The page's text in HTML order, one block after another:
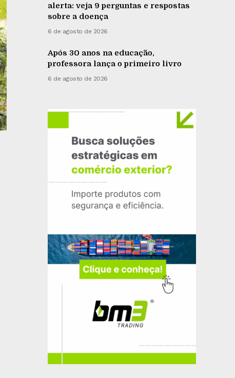
alerta: veja 9 perguntas e respostas
sobre a doença
6 de agosto de 2026
Após 30 anos na educação,
professora lança o primeiro livro
6 de agosto de 2026